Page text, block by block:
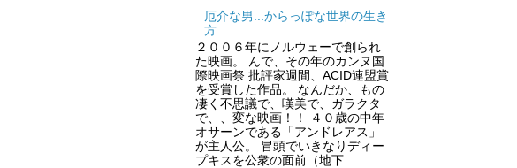
厄介な男...からっぽな世界の生き
方
２００６年にノルウェーで創られ
た映画。 んで、その年のカンヌ国
際映画祭 批評家週間、ACID連盟賞
を受賞した作品。 なんだか、もの
凄く不思議で、嘆美で、ガラクタ
で、、変な映画！！ ４０歳の中年
オサーンである「アンドレアス」
が主人公。 冒頭でいきなりディー
プキスを公衆の面前（地下...